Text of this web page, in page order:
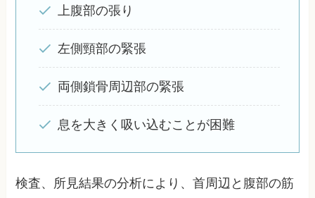
上腹部の張り
左側頸部の緊張
両側鎖骨周辺部の緊張
息を大きく吸い込むことが困難
検査、所見結果の分析により、首周辺と腹部の筋